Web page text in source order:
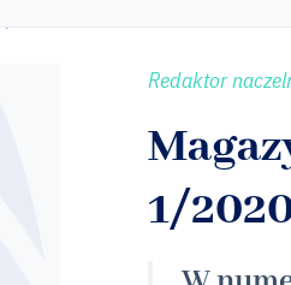
Redaktor
1/